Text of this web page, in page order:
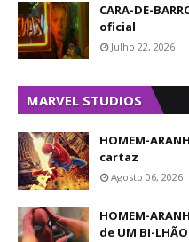
CARA-DE-
oficial
Julho 22, 2026
MARVEL STUDIOS
HOMEM-
cartaz
Agosto 06, 2026
HOMEM-
de UM BI-